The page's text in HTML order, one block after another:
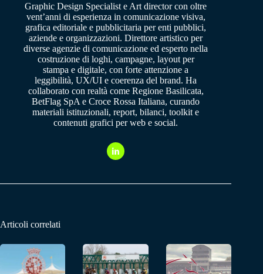
Graphic Design Specialist e Art director con oltre
vent’anni di esperienza in comunicazione visiva,
grafica editoriale e pubblicitaria per enti pubblici,
aziende e organizzazioni. Direttore artistico per
diverse agenzie di comunicazione ed esperto nella
costruzione di loghi, campagne, layout per
stampa e digitale, con forte attenzione a
leggibilità, UX/UI e coerenza del brand. Ha
collaborato con realtà come Regione Basilicata,
BetFlag SpA e Croce Rossa Italiana, curando
materiali istituzionali, report, bilanci, toolkit e
contenuti grafici per web e social.
Articoli correlati